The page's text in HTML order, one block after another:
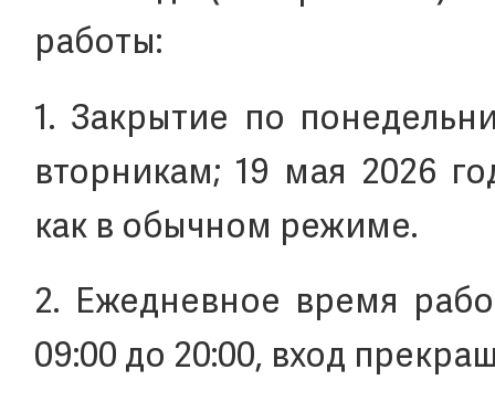
работы:
1. Закрытие по
вторникам; 19 мая 2026
как в обычном режиме.
2. Ежедневное время
09:00 до 20:00, вход